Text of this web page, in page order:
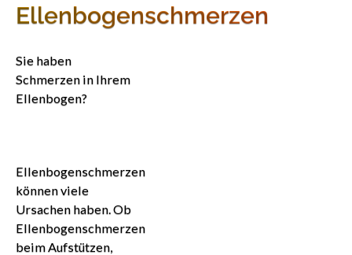
Ellenbogenschmerzen
Sie haben
Schmerzen in Ihrem
Ellenbogen?
Ellenbogenschmerzen
können viele
Ursachen haben. Ob
Ellenbogenschmerzen
beim Aufstützen,